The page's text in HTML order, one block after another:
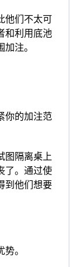
他们不太可
和利用底池
注。
你的加注范
图隔离桌上
了。通过使
到他们想要
。